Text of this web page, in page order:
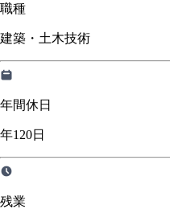
職種
建築・土木技術
年間休日
年120日
残業